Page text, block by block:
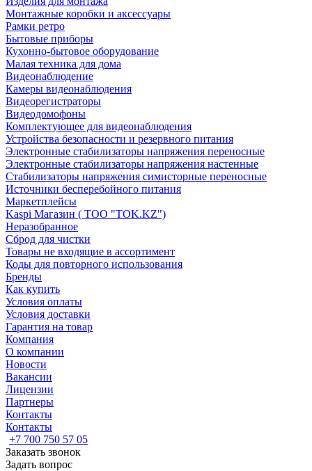
Монтажные коробки и аксессуары
Рамки ретро
Бытовые приборы
Кухонно-бытовое оборудование
Малая техника для дома
Видеонаблюдение
Камеры видеонаблюдения
Видеорегистраторы
Видеодомофоны
Комплектующее для видеонаблюдения
Устройства безопасности и резервного питания
Электронные стабилизаторы напряжения переносные
Электронные стабилизаторы напряжения настенные
Стабилизаторы напряжения симисторные переносные
Источники бесперебойного питания
Маркетплейсы
Kaspi Магазин ( ТОО "TOK.KZ")
Неразобранное
Сброд для чистки
Товары не входящие в ассортимент
Коды для повторного использования
Бренды
Как купить
Условия оплаты
Условия доставки
Гарантия на товар
Компания
О компании
Новости
Вакансии
Лицензии
Партнеры
Контакты
Контакты
+7 700 750 57 05
Заказать звонок
Задать вопрос